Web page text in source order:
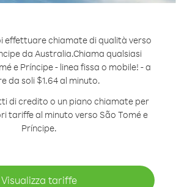
effettuare chiamate di qualità verso
da Australia.Chiama qualsiasi
e Príncipe - linea fissa o mobile! - a
da soli $1.64 al minuto.
di credito o un piano chiamate per
tariffe al minuto verso São Tomé e
Príncipe.
Visualizza tariffe